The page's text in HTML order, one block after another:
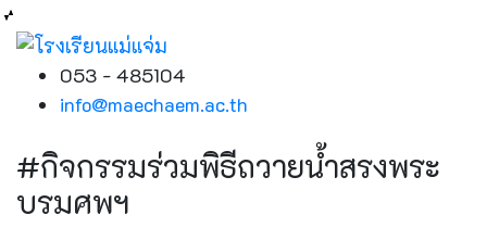
053 - 485104
info@maechaem.ac.th
#กิจกรรมร่วมพิธีถวายน้ำสรงพระ
บรมศพฯ